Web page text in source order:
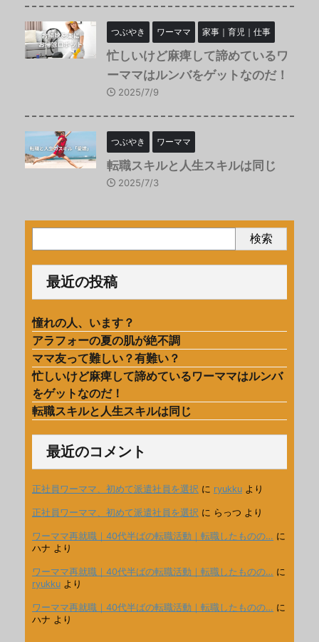
つぶやき ワーママ 家事｜育児｜仕事
忙しいけど麻痺して諦めているワ
ーママはルンバをゲットなのだ！
2025/7/9
つぶやき ワーママ
転職スキルと人生スキルは同じ
2025/7/3
検索
最近の投稿
憧れの人、います？
アラフォーの夏の肌が絶不調
ママ友って難しい？有難い？
忙しいけど麻痺して諦めているワーママはルンバ
をゲットなのだ！
転職スキルと人生スキルは同じ
最近のコメント
正社員ワーママ、初めて派遣社員を選択 に ryukku より
正社員ワーママ、初めて派遣社員を選択 に らっつ より
ワーママ再就職｜40代半ばの転職活動｜転職したものの… に
ハナ より
ワーママ再就職｜40代半ばの転職活動｜転職したものの… に
ryukku より
ワーママ再就職｜40代半ばの転職活動｜転職したものの… に
ハナ より